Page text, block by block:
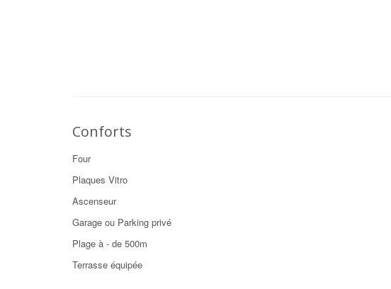
Conforts
Four
Plaques Vitro
Ascenseur
Garage ou Parking privé
Plage à - de 500m
Terrasse équipée